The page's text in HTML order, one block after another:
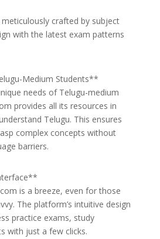
crafted by subject
with the latest exam patterns
Medium Students**
needs of Telugu-medium
provides all its resources in
Telugu. This ensures
complex concepts without
barriers.
is a breeze, even for those
The platform’s intuitive design
practice exams, study
with just a few clicks.